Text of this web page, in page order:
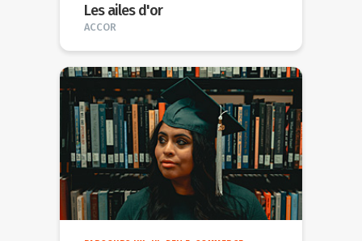
Les ailes d'or
ACCOR